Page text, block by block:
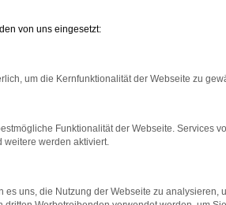
Erstklassigkeit für
beliebigen anderen Ort. In der
Niveau. Wir von Budde Automobile
Abstriche hinzunehmen und
und erläutern Ihnen alle
Network Error
von uns eingesetzt:
um die Kernfunktionalität der Webseite zu
Funktionalität der Webseite. Services
weitere werden aktiviert.
es uns, die Nutzung der Webseite zu